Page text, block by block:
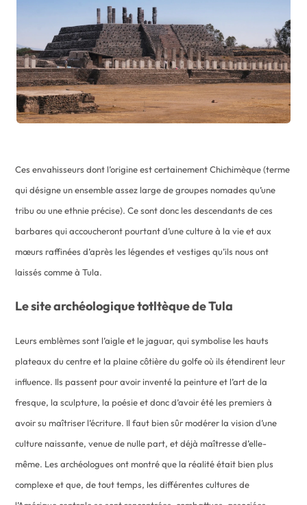
Ces envahisseurs dont l’origine est certainement Chichimèque (terme
qui désigne un ensemble assez large de groupes nomades qu’une
tribu ou une ethnie précise). Ce sont donc les descendants de ces
barbares qui accoucheront pourtant d’une culture à la vie et aux
mœurs raffinées d’après les légendes et vestiges qu’ils nous ont
laissés comme à Tula.
Le site archéologique totltèque de Tula
Leurs emblèmes sont l’aigle et le jaguar, qui symbolise les hauts
plateaux du centre et la plaine côtière du golfe où ils étendirent leur
influence. Ils passent pour avoir inventé la peinture et l’art de la
fresque, la sculpture, la poésie et donc d’avoir été les premiers à
avoir su maîtriser l’écriture. Il faut bien sûr modérer la vision d’une
culture naissante, venue de nulle part, et déjà maîtresse d’elle-
même. Les archéologues ont montré que la réalité était bien plus
complexe et que, de tout temps, les différentes cultures de